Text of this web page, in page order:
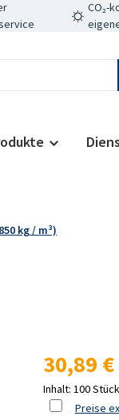
CO₂-
kg / m³)
Regulärer
30,89 €
Inhalt: 100 Stück
Preise